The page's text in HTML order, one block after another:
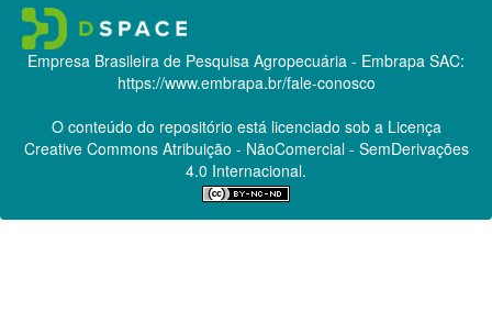
Empresa Brasileira de Pesquisa Agropecuária - Embrapa SAC:
https://www.embrapa.br/fale-conosco
O conteúdo do repositório está licenciado sob a Licença
Creative CommonsAtribuição - NãoComercial - SemDerivações
4.0 Internacional.